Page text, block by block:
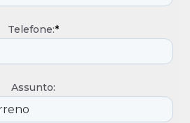
Telefone:*
Assunto: